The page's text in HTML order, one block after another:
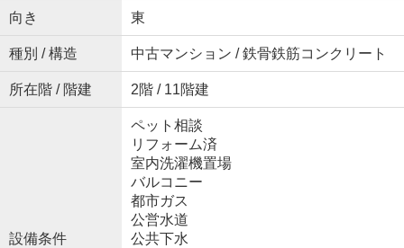
向き 東
種別 / 構造 中古マンション / 鉄骨鉄筋コンクリート
所在階 / 階建 2階 / 11階建
設備条件
ペット相談
リフォーム済
室内洗濯機置場
バルコニー
都市ガス
公営水道
公共下水